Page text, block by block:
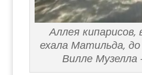
Аллея кипарисов,
ехала Матильда,
Вилле